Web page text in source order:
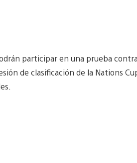
participar en una prueba
de clasificación de la Nations